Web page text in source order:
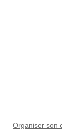
Organiser son